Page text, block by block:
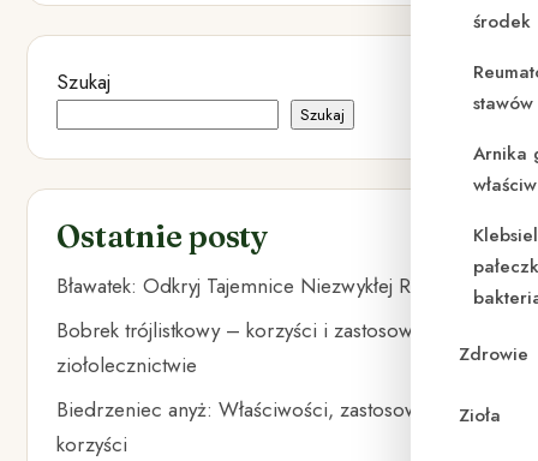
środek
Arnika
Zdrowie
Zioła
Szukaj
Szukaj
Ostatnie posty
Bławatek: Odkryj Tajemnice Niezwykłej Rośliny
Bobrek trójlistkowy – korzyści i zastosowanie w
ziołolecznictwie
Biedrzeniec anyż: Właściwości, zastosowania i
korzyści